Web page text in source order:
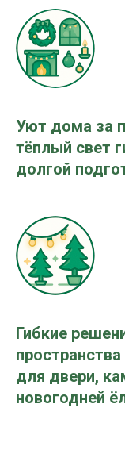
Уют дома за
тёплый свет
долгой
Гибкие
для двери,
новогодней